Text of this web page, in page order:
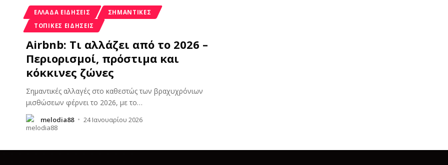
ΕΛΛΆΔΑ ΕΙΔΉΣΕΙΣ
ΣΗΜΑΝΤΙΚΈΣ
ΤΟΠΙΚΈΣ ΕΙΔΉΣΕΙΣ
Airbnb: Τι αλλάζει από το 2026 –
Περιορισμοί, πρόστιμα και
κόκκινες ζώνες
Σημαντικές αλλαγές στο καθεστώς των βραχυχρόνιων
μισθώσεων φέρνει το 2026, με το…
melodia88 24 Ιανουαρίου 2026